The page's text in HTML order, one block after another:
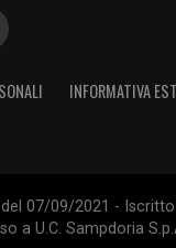
INFORMATIVA
07/09/2021 -
U.C. Sampdoria